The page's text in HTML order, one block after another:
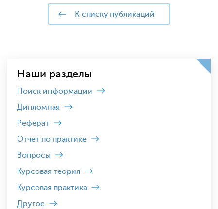
к списку публикаций
Наши разделы
Поиск информации
Дипломная
Реферат
Отчет по практике
Вопросы
Курсовая теория
Курсовая практика
Другое